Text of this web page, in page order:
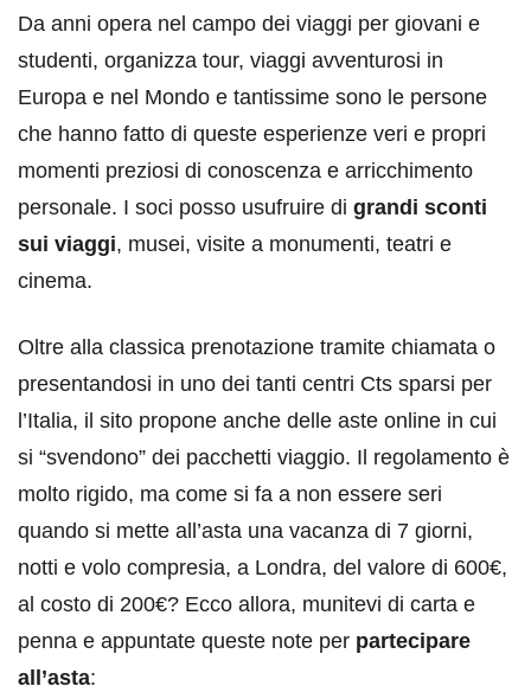
Da anni opera nel campo dei viaggi per giovani e
studenti, organizza tour, viaggi avventurosi in
Europa e nel Mondo e tantissime sono le persone
che hanno fatto di queste esperienze veri e propri
momenti preziosi di conoscenza e arricchimento
personale. I soci posso usufruire di grandi sconti
sui viaggi, musei, visite a monumenti, teatri e
cinema.
Oltre alla classica prenotazione tramite chiamata o
presentandosi in uno dei tanti centri Cts sparsi per
l’Italia, il sito propone anche delle aste online in cui
si “svendono” dei pacchetti viaggio. Il regolamento è
molto rigido, ma come si fa a non essere seri
quando si mette all’asta una vacanza di 7 giorni,
notti e volo compresia, a Londra, del valore di 600€,
al costo di 200€? Ecco allora, munitevi di carta e
penna e appuntate queste note per partecipare
all’asta: